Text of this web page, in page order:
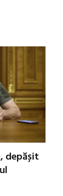
depășit